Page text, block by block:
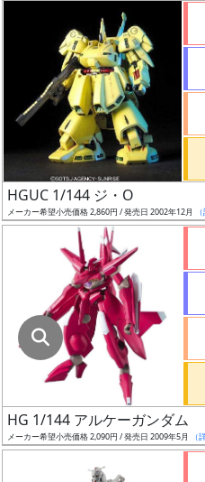
店
最
安
ク
ス
ア
HGUC 1/144 ジ・O
メーカー希望小売価格 2,860円 / 発売日 2002年12月
HG 1/144 アルケーガンダム
メーカー希望小売価格 2,090円 / 発売日 2009年5月 （